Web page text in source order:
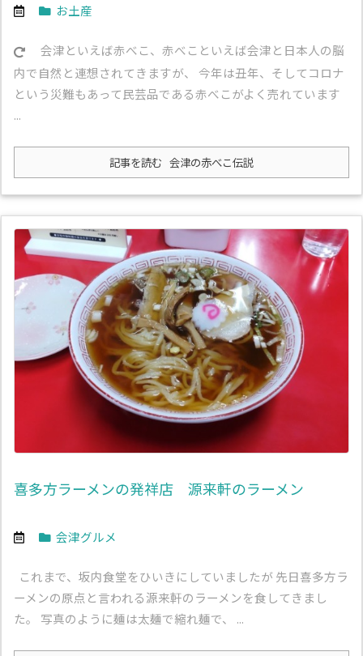
お土産
会津といえば赤べこ、赤べこといえば会津と日本人の脳
内で自然と連想されてきますが、 今年は丑年、そしてコロナ
という災難もあって民芸品である赤べこがよく売れています
...
記事を読む 会津の赤べこ伝説
喜多方ラーメンの発祥店 源来軒のラーメン
会津グルメ
これまで、坂内食堂をひいきにしていましたが 先日喜多方ラ
ーメンの原点と言われる源来軒のラーメンを食してきまし
た。 写真のように麺は太麺で縮れ麺で、 ...